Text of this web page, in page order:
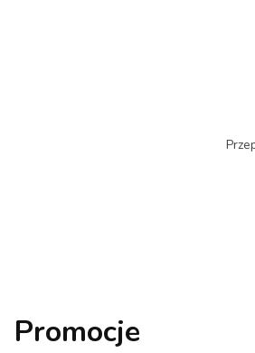
Promocje